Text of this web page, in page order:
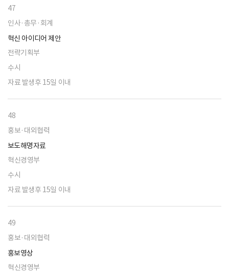
47
인사·총무·회계
혁신 아이디어 제안
전략기획부
수시
자료 발생후 15일 이내
48
홍보·대외협력
보도해명자료
혁신경영부
수시
자료 발생후 15일 이내
49
홍보·대외협력
홍보영상
혁신경영부